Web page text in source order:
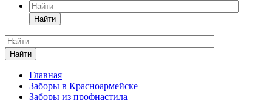
Найти
Найти
Главная
Заборы в Красноармейске
Заборы из профнастила